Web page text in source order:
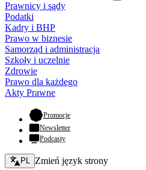
Prawnicy i sądy
Podatki
Kadry i BHP
Prawo w biznesie
Samorząd i administracja
Szkoły i uczelnie
Zdrowie
Prawo dla każdego
Akty Prawne
Promocje- otwiera się w nowej karcie
Newsletter
Podcasty
Zmień język - bieżący:
PL Zmień język strony